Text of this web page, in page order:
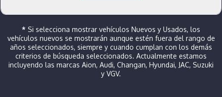
* Si selecciona mostrar vehículos Nuevos y Usados, los
vehículos nuevos se mostrarán aunque estén fuera del rango de
años seleccionados, siempre y cuando cumplan con los demás
criterios de búsqueda seleccionados. Actualmente estamos
incluyendo las marcas Aion, Audi, Changan, Hyundai, JAC, Suzuki
y VGV.